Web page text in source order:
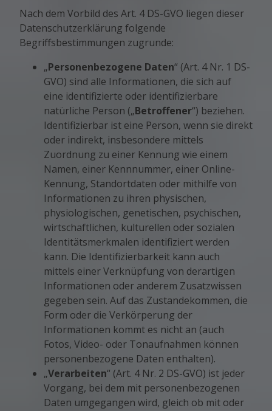
Nach dem Vorbild des Art. 4 DS-GVO liegen dieser
Datenschutzerklärung folgende
Begriffsbestimmungen zugrunde:
„Personenbezogene Daten“ (Art. 4 Nr. 1 DS-
GVO) sind alle Informationen, die sich auf
eine identifizierte oder identifizierbare
natürliche Person („Betroffener“) beziehen.
Identifizierbar ist eine Person, wenn sie direkt
oder indirekt, insbesondere mittels
Zuordnung zu einer Kennung wie einem
Namen, einer Kennnummer, einer Online-
Kennung, Standortdaten oder mithilfe von
Informationen zu ihren physischen,
physiologischen, genetischen, psychischen,
wirtschaftlichen, kulturellen oder sozialen
Identitätsmerkmalen identifiziert werden
kann. Die Identifizierbarkeit kann auch
mittels einer Verknüpfung von derartigen
Informationen oder anderem Zusatzwissen
gegeben sein. Auf das Zustandekommen, die
Form oder die Verkörperung der
Informationen kommt es nicht an (auch
Fotos, Video- oder Tonaufnahmen können
personenbezogene Daten enthalten).
„Verarbeiten“ (Art. 4 Nr. 2 DS-GVO) ist jeder
Vorgang, bei dem mit personenbezogenen
Daten umgegangen wird, gleich ob mit oder